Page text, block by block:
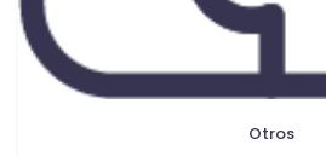
Otros